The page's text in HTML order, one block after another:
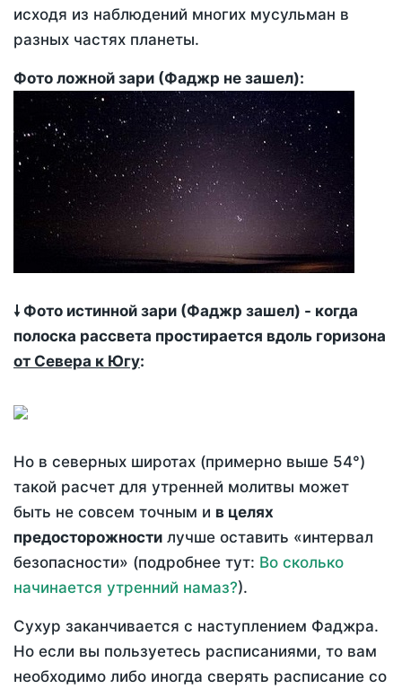
исходя из наблюдений многих мусульман в
разных частях планеты.
Фото ложной зари (Фаджр не зашел):
🠗 Фото истинной зари (Фаджр зашел) - когда
полоска рассвета простирается вдоль горизона
от Севера к Югу:
Но в северных широтах (примерно выше 54°)
такой расчет для утренней молитвы может
быть не совсем точным и в целях
предосторожности лучше оставить «интервал
безопасности» (подробнее тут: Во сколько
начинается утренний намаз?).
Сухур заканчивается с наступлением Фаджра.
Но если вы пользуетесь расписаниями, то вам
необходимо либо иногда сверять расписание со